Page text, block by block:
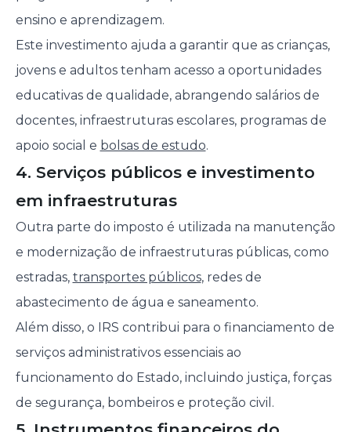
ensino e aprendizagem.
Este investimento ajuda a garantir que as crianças,
jovens e adultos tenham acesso a oportunidades
educativas de qualidade, abrangendo salários de
docentes, infraestruturas escolares, programas de
apoio social e bolsas de estudo.
4. Serviços públicos e investimento
em infraestruturas
Outra parte do imposto é utilizada na manutenção
e modernização de infraestruturas públicas, como
estradas, transportes públicos, redes de
abastecimento de água e saneamento.
Além disso, o IRS contribui para o financiamento de
serviços administrativos essenciais ao
funcionamento do Estado, incluindo justiça, forças
de segurança, bombeiros e proteção civil.